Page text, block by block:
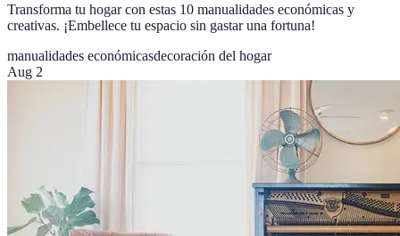
Transforma tu hogar con estas 10 manualidades económicas y
creativas. ¡Embellece tu espacio sin gastar una fortuna!
manualidades económicasdecoración del hogar
Aug 2